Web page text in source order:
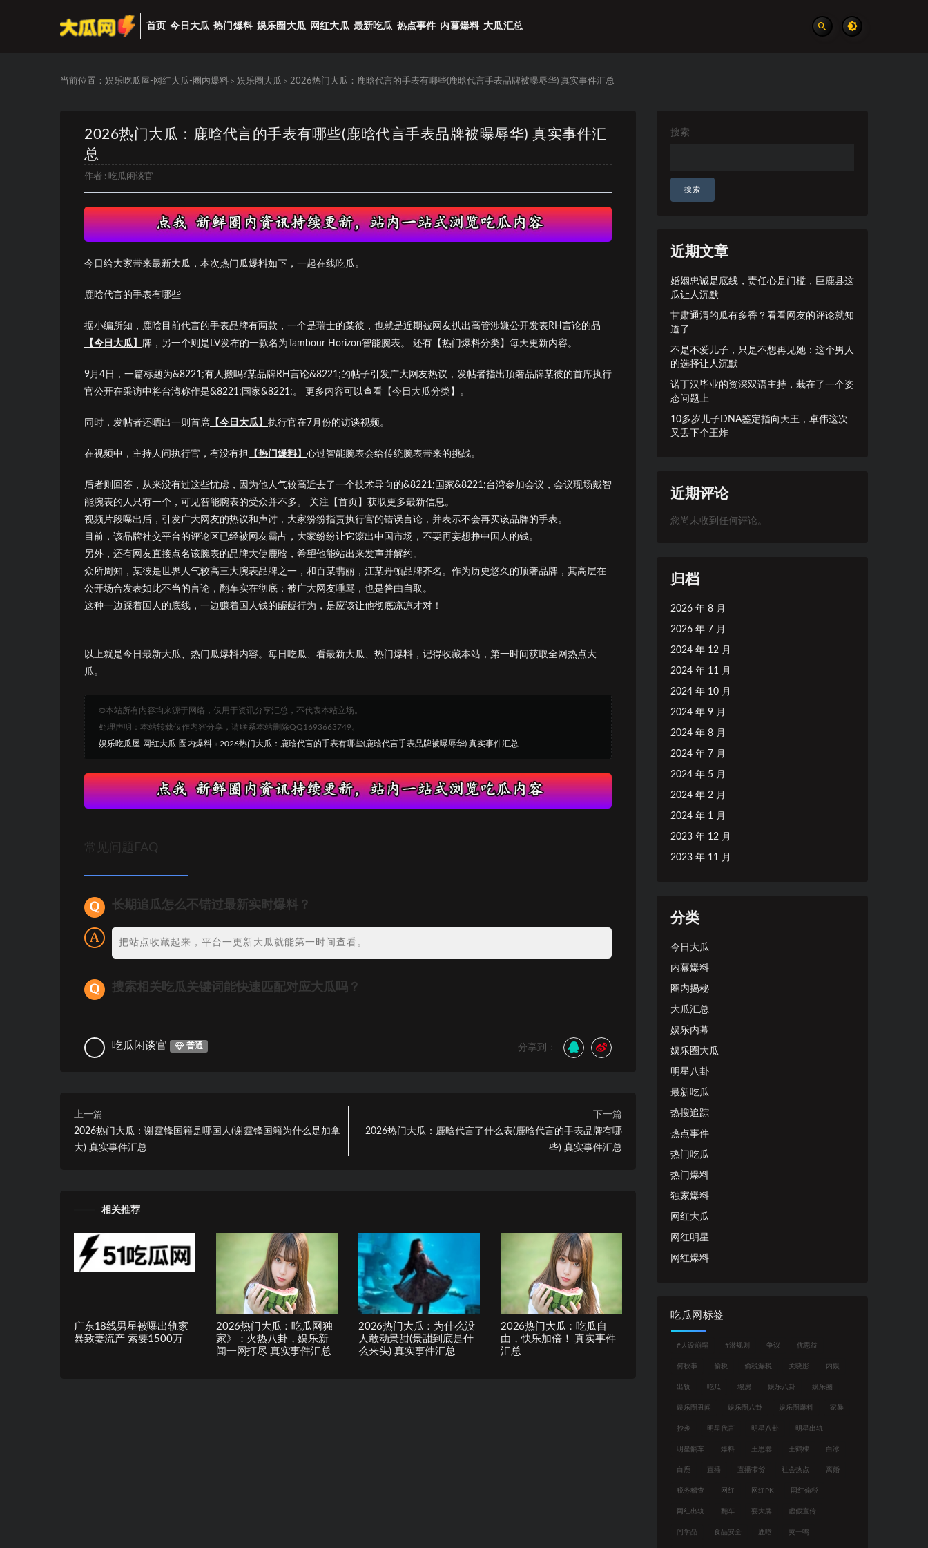
首页 今日大瓜 热门爆料 娱乐圈大瓜 网红大瓜 最新吃瓜 热点事件 内幕爆料 大瓜汇总
当前位置： 娱乐吃瓜屋-网红大瓜-圈内爆料 > 娱乐圈大瓜 > 2026热门大瓜：鹿晗代言的手表有哪些(鹿晗代言手表品牌被曝辱华) 真实事件汇总
2026热门大瓜：鹿晗代言的手表有哪些(鹿晗代言手表品牌被曝辱华) 真实事件汇
总
作者 : 吃瓜闲谈官
今日给大家带来最新大瓜，本次热门瓜爆料如下，一起在线吃瓜。
鹿晗代言的手表有哪些
据小编所知，鹿晗目前代言的手表品牌有两款，一个是瑞士的某彼，也就是近期被网友扒出高管涉嫌公开发表RH言论的品
【今日大瓜】 牌，另一个则是LV发布的一款名为Tambour Horizon智能腕表。 还有【热门爆料分类】每天更新内容。
9月4日，一篇标题为&8221;有人搬吗?某品牌RH言论&8221;的帖子引发广大网友热议，发帖者指出顶奢品牌某彼的首席执行
官公开在采访中将台湾称作是&8221;国家&8221;。 更多内容可以查看【今日大瓜分类】。
同时，发帖者还晒出一则首席 【今日大瓜】 执行官在7月份的访谈视频。
在视频中，主持人问执行官，有没有担 【热门爆料】 心过智能腕表会给传统腕表带来的挑战。
后者则回答，从来没有过这些忧虑，因为他人气较高近去了一个技术导向的&8221;国家&8221;台湾参加会议，会议现场戴智
能腕表的人只有一个，可见智能腕表的受众并不多。 关注【首页】获取更多最新信息。
视频片段曝出后，引发广大网友的热议和声讨，大家纷纷指责执行官的错误言论，并表示不会再买该品牌的手表。
目前，该品牌社交平台的评论区已经被网友霸占，大家纷纷让它滚出中国市场，不要再妄想挣中国人的钱。
另外，还有网友直接点名该腕表的品牌大使鹿晗，希望他能站出来发声并解约。
众所周知，某彼是世界人气较高三大腕表品牌之一，和百某翡丽，江某丹顿品牌齐名。作为历史悠久的顶奢品牌，其高层在
公开场合发表如此不当的言论，翻车实在彻底；被广大网友唾骂，也是咎由自取。
这种一边踩着国人的底线，一边赚着国人钱的龌龊行为，是应该让他彻底凉凉才对！
以上就是今日最新大瓜、热门瓜爆料内容。每日吃瓜、看最新大瓜、热门爆料，记得收藏本站，第一时间获取全网热点大
瓜。
©本站所有内容均来源于网络，仅用于资讯分享汇总，不代表本站立场。
处理声明：本站转载仅作内容分享，请联系本站删除QQ1693663749。
娱乐吃瓜屋-网红大瓜-圈内爆料 » 2026热门大瓜：鹿晗代言的手表有哪些(鹿晗代言手表品牌被曝辱华) 真实事件汇总
常见问题FAQ
长期追瓜怎么不错过最新实时爆料？
把站点收藏起来，平台一更新大瓜就能第一时间查看。
搜索相关吃瓜关键词能快速匹配对应大瓜吗？
吃瓜闲谈官 普通 分享到：
上一篇
2026热门大瓜：谢霆锋国籍是哪国人(谢霆锋国籍为什么是加拿
大) 真实事件汇总
下一篇
2026热门大瓜：鹿晗代言了什么表(鹿晗代言的手表品牌有哪
些) 真实事件汇总
相关推荐
广东18线男星被曝出轨家
暴致妻流产 索要1500万
2026热门大瓜：吃瓜网独
家》：火热八卦，娱乐新
闻一网打尽 真实事件汇总
2026热门大瓜：为什么没
人敢动景甜(景甜到底是什
么来头) 真实事件汇总
2026热门大瓜：吃瓜自
由，快乐加倍！ 真实事件
汇总
搜索
搜索
近期文章
婚姻忠诚是底线，责任心是门槛，巨鹿县这
瓜让人沉默
甘肃通渭的瓜有多香？看看网友的评论就知
道了
不是不爱儿子，只是不想再见她：这个男人
的选择让人沉默
诺丁汉毕业的资深双语主持，栽在了一个姿
态问题上
10多岁儿子DNA鉴定指向天王，卓伟这次
又丢下个王炸
近期评论
您尚未收到任何评论。
归档
2026 年 8 月
2026 年 7 月
2024 年 12 月
2024 年 11 月
2024 年 10 月
2024 年 9 月
2024 年 8 月
2024 年 7 月
2024 年 5 月
2024 年 2 月
2024 年 1 月
2023 年 12 月
2023 年 11 月
分类
今日大瓜
内幕爆料
圈内揭秘
大瓜汇总
娱乐内幕
娱乐圈大瓜
明星八卦
最新吃瓜
热搜追踪
热点事件
热门吃瓜
热门爆料
独家爆料
网红大瓜
网红明星
网红爆料
吃瓜网标签
#人设崩塌 #潜规则 争议 优思益
何秋亊 偷税 偷税漏税 关晓彤 内娱
出轨 吃瓜 塌房 娱乐八卦 娱乐圈
娱乐圈丑闻 娱乐圈八卦 娱乐圈爆料 家暴
抄袭 明星代言 明星八卦 明星出轨
明星翻车 爆料 王思聪 王鹤棣 白冰
白鹿 直播 直播带货 社会热点 离婚
税务稽查 网红 网红PK 网红偷税
网红出轨 翻车 耍大牌 虚假宣传
闫学晶 食品安全 鹿晗 黄一鸣